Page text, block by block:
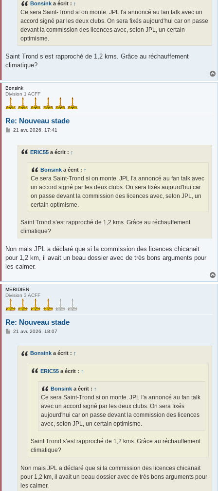
Bonsink a écrit : ↑
Ce sera Saint-Trond si on monte. JPL l'a annoncé au fan talk avec un
accord signé par les deux clubs. On sera fixés aujourd'hui car on passe
devant la commission des licences avec, selon JPL, un certain
optimisme.
Saint Trond s’est rapproché de 1,2 kms. Grâce au réchauffement
climatique?
Bonsink
Division 1 ACFF
Re: Nouveau stade
M21 avr. 2026, 17:41
ERIC55 a écrit : ↑
Bonsink a écrit : ↑
Ce sera Saint-Trond si on monte. JPL l'a annoncé au fan talk avec
un accord signé par les deux clubs. On sera fixés aujourd'hui car
on passe devant la commission des licences avec, selon JPL, un
certain optimisme.
Saint Trond s’est rapproché de 1,2 kms. Grâce au réchauffement
climatique?
Non mais JPL a déclaré que si la commission des licences chicanait
pour 1,2 km, il avait un beau dossier avec de très bons arguments pour
les calmer.
MERIDIEN
Division 3 ACFF
Re: Nouveau stade
M21 avr. 2026, 18:07
Bonsink a écrit : ↑
ERIC55 a écrit : ↑
Bonsink a écrit : ↑
Ce sera Saint-Trond si on monte. JPL l'a annoncé au fan talk
avec un accord signé par les deux clubs. On sera fixés
aujourd'hui car on passe devant la commission des licences
avec, selon JPL, un certain optimisme.
Saint Trond s’est rapproché de 1,2 kms. Grâce au réchauffement
climatique?
Non mais JPL a déclaré que si la commission des licences chicanait
pour 1,2 km, il avait un beau dossier avec de très bons arguments pour
les calmer.